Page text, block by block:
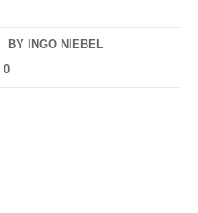
BY INGO NIEBEL
0